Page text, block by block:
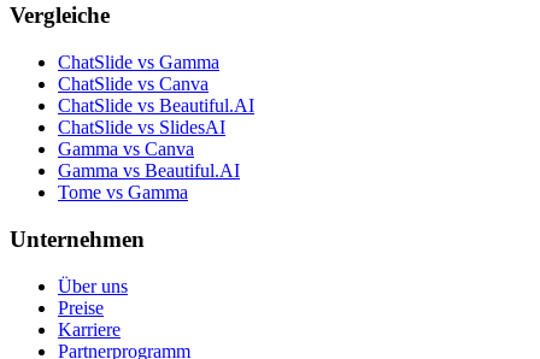
Vergleiche
ChatSlide vs Gamma
ChatSlide vs Canva
ChatSlide vs Beautiful.AI
ChatSlide vs SlidesAI
Gamma vs Canva
Gamma vs Beautiful.AI
Tome vs Gamma
Unternehmen
Über uns
Preise
Karriere
Partnerprogramm